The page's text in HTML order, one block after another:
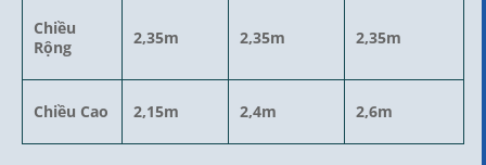
Chiều
Rộng
2,35m 2,35m 2,35m
Chiều Cao 2,15m 2,4m 2,6m